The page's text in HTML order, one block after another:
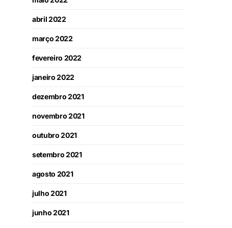
abril 2022
março 2022
fevereiro 2022
janeiro 2022
dezembro 2021
novembro 2021
outubro 2021
setembro 2021
agosto 2021
julho 2021
junho 2021